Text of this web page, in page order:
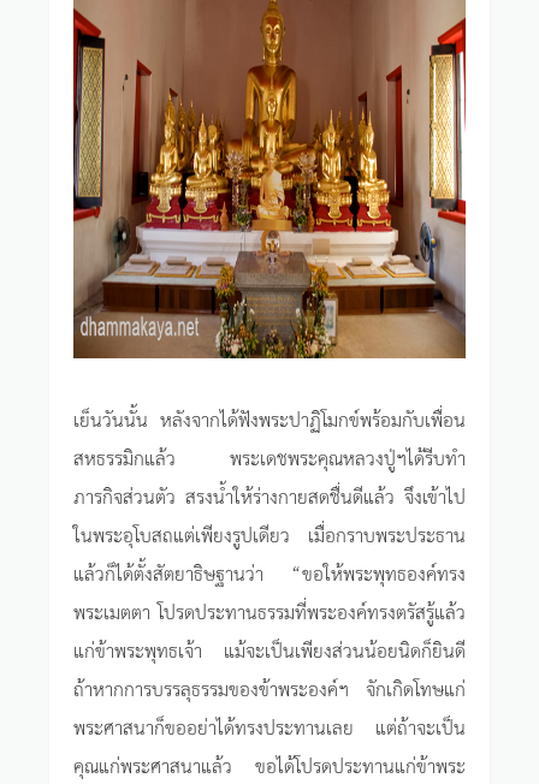
เย็นวันนั้น หลังจากได้ฟังพระปาฏิโมกข์พร้อมกับเพื่อน
สหธรรมิกแล้ว พระเดชพระคุณหลวงปู่ฯได้รีบทำ
ภารกิจส่วนตัว สรงน้ำให้ร่างกายสดชื่นดีแล้ว จึงเข้าไป
ในพระอุโบสถแต่เพียงรูปเดียว เมื่อกราบพระประธาน
แล้วก็ได้ตั้งสัตยาธิษฐานว่า “ขอให้พระพุทธองค์ทรง
พระเมตตา โปรดประทานธรรมที่พระองค์ทรงตรัสรู้แล้ว
แก่ข้าพระพุทธเจ้า แม้จะเป็นเพียงส่วนน้อยนิดก็ยินดี
ถ้าหากการบรรลุธรรมของข้าพระองค์ฯ จักเกิดโทษแก่
พระศาสนาก็ขออย่าได้ทรงประทานเลย แต่ถ้าจะเป็น
คุณแก่พระศาสนาแล้ว ขอได้โปรดประทานแก่ข้าพระ